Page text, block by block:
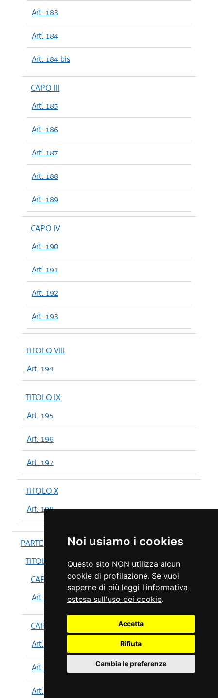
Noi usiamo i cookies
Questo sito NON utilizza alcun
cookie di profilazione. Se vuoi
saperne di più leggi l'informativa
estesa sull'uso dei cookie.
Accetta
Rifiuta
Cambia le preferenze
Art. 183
Art. 184
Art. 184 bis
CAPO III
Art. 185
Art. 186
Art. 187
Art. 188
Art. 189
CAPO IV
Art. 190
Art. 191
Art. 192
Art. 193
TITOLO VIII
Art. 194
TITOLO IX
Art. 195
Art. 196
Art. 197
TITOLO X
Art. 198
PARTE IV
TITOLO I
CAPO I
Art. 199
CAPO II
Art. 200
Art. 201
Art. 202